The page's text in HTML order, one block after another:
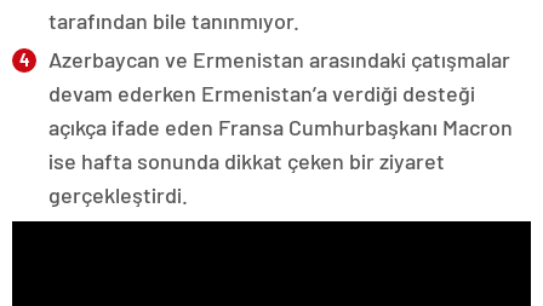
tarafından bile tanınmıyor.
Azerbaycan ve Ermenistan arasındaki çatışmalar
devam ederken Ermenistan’a verdiği desteği
açıkça ifade eden Fransa Cumhurbaşkanı Macron
ise hafta sonunda dikkat çeken bir ziyaret
gerçekleştirdi.